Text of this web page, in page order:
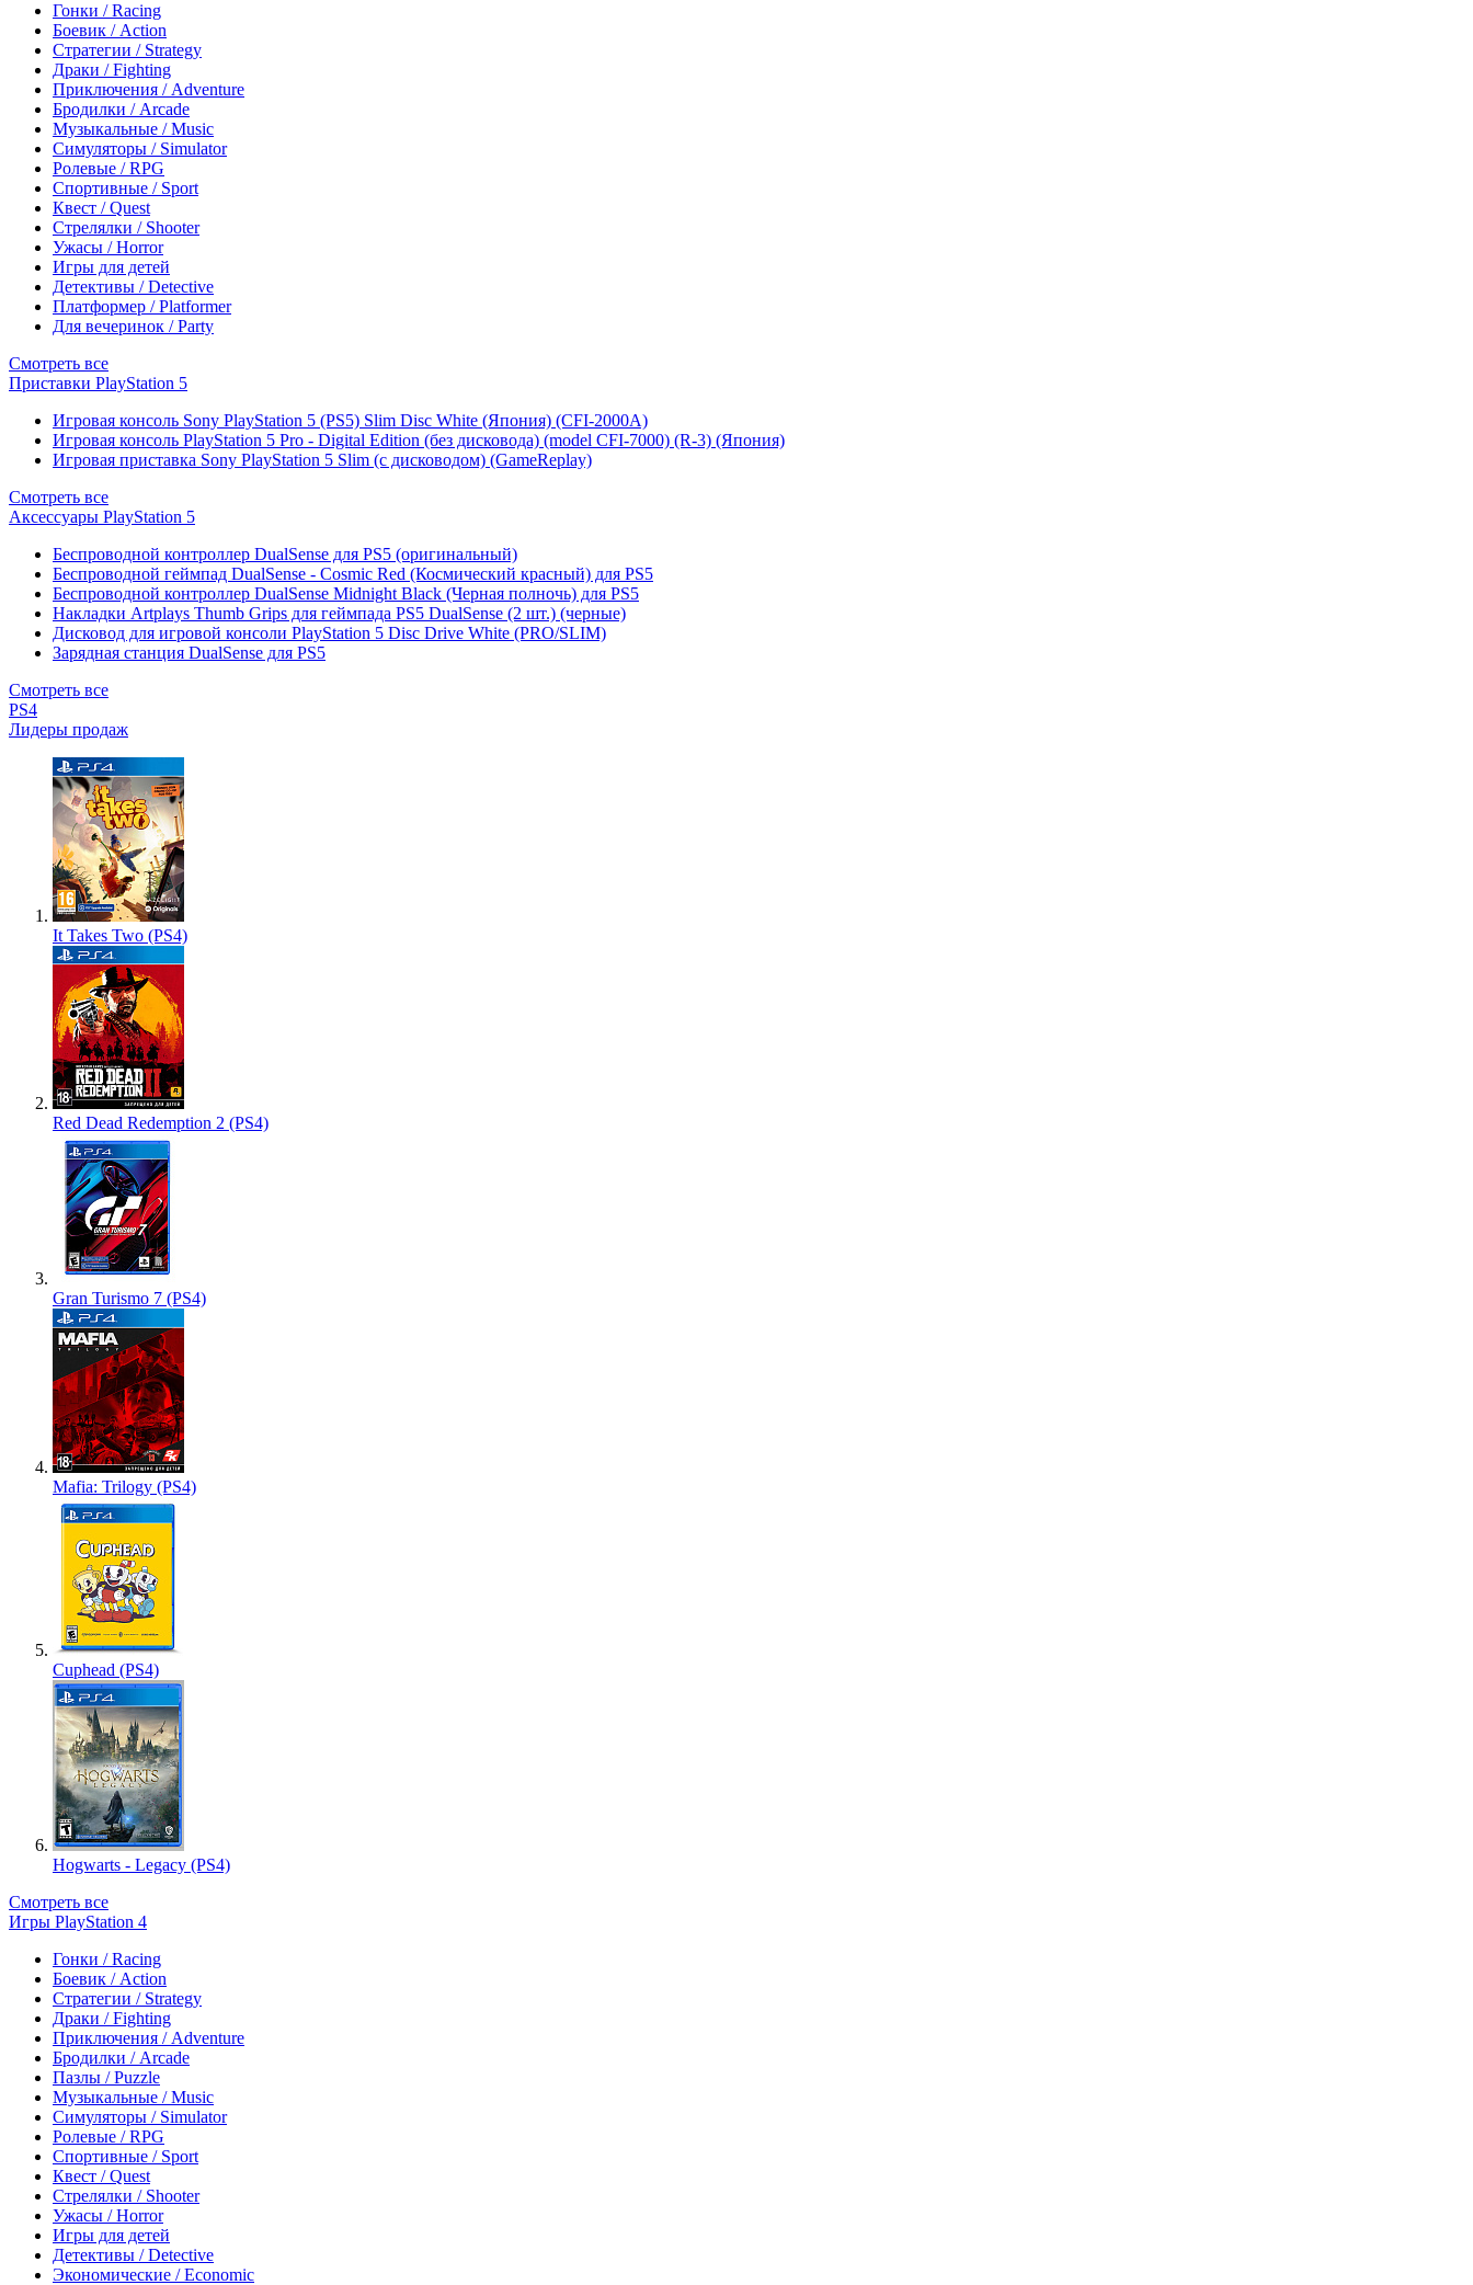
Гонки / Racing
Боевик / Action
Стратегии / Strategy
Драки / Fighting
Приключения / Adventure
Бродилки / Arcade
Музыкальные / Music
Симуляторы / Simulator
Ролевые / RPG
Спортивные / Sport
Квест / Quest
Стрелялки / Shooter
Ужасы / Horror
Игры для детей
Детективы / Detective
Платформер / Platformer
Для вечеринок / Party
Смотреть все
Приставки PlayStation 5
Игровая консоль Sony PlayStation 5 (PS5) Slim Disc White (Япония) (CFI-2000A)
Игровая консоль PlayStation 5 Pro - Digital Edition (без дисковода) (model CFI-7000) (R-3) (Япония)
Игровая приставка Sony PlayStation 5 Slim (с дисководом) (GameReplay)
Смотреть все
Аксессуары PlayStation 5
Беспроводной контроллер DualSense для PS5 (оригинальный)
Беспроводной геймпад DualSense - Cosmic Red (Космический красный) для PS5
Беспроводной контроллер DualSense Midnight Black (Черная полночь) для PS5
Накладки Artplays Thumb Grips для геймпада PS5 DualSense (2 шт.) (черные)
Дисковод для игровой консоли PlayStation 5 Disc Drive White (PRO/SLIM)
Зарядная станция DualSense для PS5
Смотреть все
PS4
Лидеры продаж
It Takes Two (PS4)
Red Dead Redemption 2 (PS4)
Gran Turismo 7 (PS4)
Mafia: Trilogy (PS4)
Cuphead (PS4)
Hogwarts - Legacy (PS4)
Смотреть все
Игры PlayStation 4
Гонки / Racing
Боевик / Action
Стратегии / Strategy
Драки / Fighting
Приключения / Adventure
Бродилки / Arcade
Пазлы / Puzzle
Музыкальные / Music
Симуляторы / Simulator
Ролевые / RPG
Спортивные / Sport
Квест / Quest
Стрелялки / Shooter
Ужасы / Horror
Игры для детей
Детективы / Detective
Экономические / Economic